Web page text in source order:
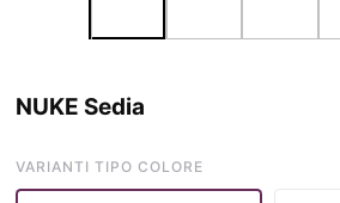
NUKE Sedia
VARIANTI TIPO COLORE